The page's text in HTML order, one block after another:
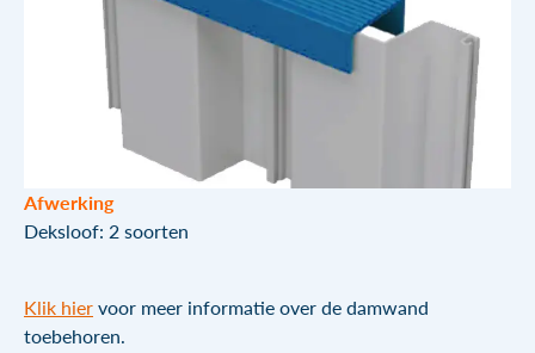
Afwerking
Deksloof: 2 soorten
Klik hiervoor meer informatie over de damwand
toebehoren.